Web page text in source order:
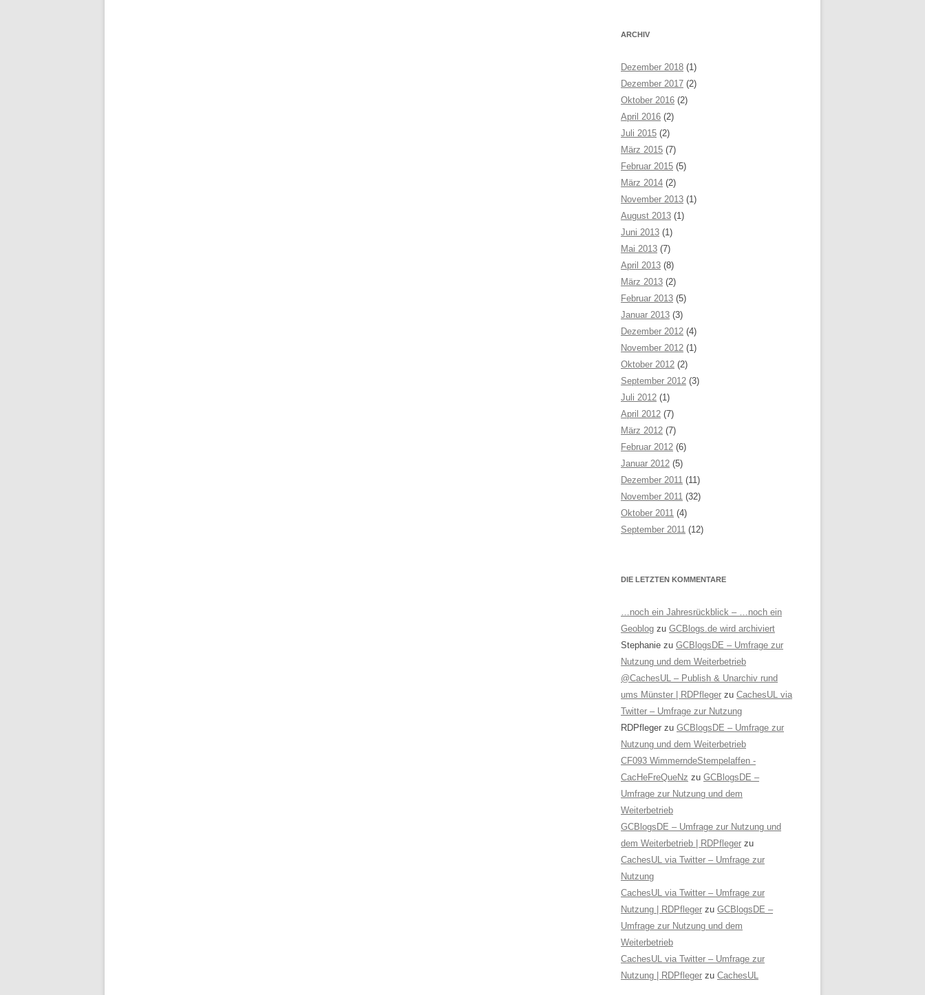
ARCHIV
Dezember 2018 (1)
Dezember 2017 (2)
Oktober 2016 (2)
April 2016 (2)
Juli 2015 (2)
März 2015 (7)
Februar 2015 (5)
März 2014 (2)
November 2013 (1)
August 2013 (1)
Juni 2013 (1)
Mai 2013 (7)
April 2013 (8)
März 2013 (2)
Februar 2013 (5)
Januar 2013 (3)
Dezember 2012 (4)
November 2012 (1)
Oktober 2012 (2)
September 2012 (3)
Juli 2012 (1)
April 2012 (7)
März 2012 (7)
Februar 2012 (6)
Januar 2012 (5)
Dezember 2011 (11)
November 2011 (32)
Oktober 2011 (4)
September 2011 (12)
DIE LETZTEN KOMMENTARE
…noch ein Jahresrückblick – …noch ein
Geoblog zu GCBlogs.de wird archiviert
Stephanie zu GCBlogsDE – Umfrage zur
Nutzung und dem Weiterbetrieb
@CachesUL – Publish & Unarchiv rund
ums Münster | RDPfleger zu CachesUL via
Twitter – Umfrage zur Nutzung
RDPfleger zu GCBlogsDE – Umfrage zur
Nutzung und dem Weiterbetrieb
CF093 WimmerndeStempelaffen -
CacHeFreQueNz zu GCBlogsDE –
Umfrage zur Nutzung und dem
Weiterbetrieb
GCBlogsDE – Umfrage zur Nutzung und
dem Weiterbetrieb | RDPfleger zu
CachesUL via Twitter – Umfrage zur
Nutzung
CachesUL via Twitter – Umfrage zur
Nutzung | RDPfleger zu GCBlogsDE –
Umfrage zur Nutzung und dem
Weiterbetrieb
CachesUL via Twitter – Umfrage zur
Nutzung | RDPfleger zu CachesUL